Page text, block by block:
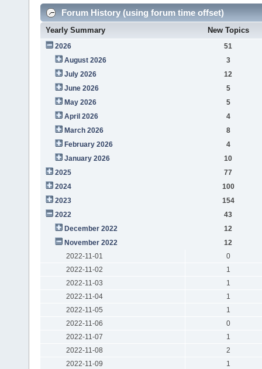
Forum History (using forum time offset)
Yearly Summary New Topics
2026
51
August 2026
3
July 2026
12
June 2026
5
May 2026
5
April 2026
4
March 2026
8
February 2026
4
January 2026
10
2025
77
2024
100
2023
154
2022
43
December 2022
12
November 2022
12
2022-11-01
0
2022-11-02
1
2022-11-03
1
2022-11-04
1
2022-11-05
1
2022-11-06
0
2022-11-07
1
2022-11-08
2
2022-11-09
1